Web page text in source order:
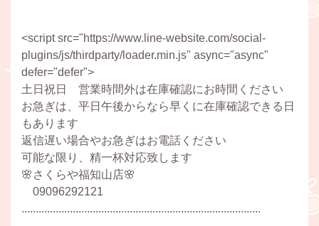
<script src="https://www.line-website.com/social-
plugins/js/thirdparty/loader.min.js" async="async"
defer="defer">
土日祝日 営業時間外は在庫確認にお時間ください
お急ぎは、平日午後からなら早くに在庫確認できる日
もあります
返信遅い場合やお急ぎはお電話ください
可能な限り、精一杯対応致します
🌸さくらや福知山店🌸
09096292121
....................................................................................